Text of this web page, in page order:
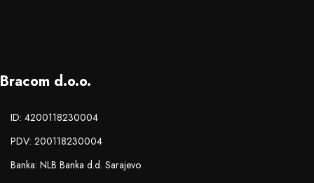
Bracom d.o.o.
ID: 4200118230004
PDV: 200118230004
Banka: NLB Banka d.d. Sarajevo